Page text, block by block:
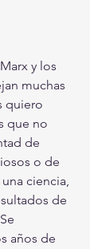
y los
muchas
quiero
que no
de
o de
ciencia,
de
años de